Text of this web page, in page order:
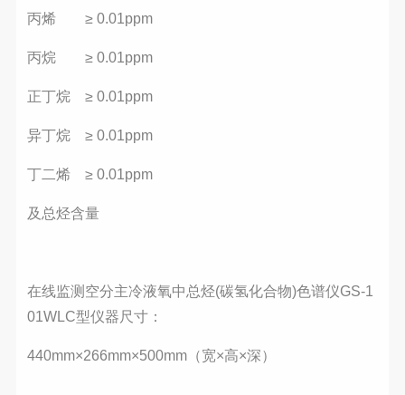
丙烯 ≥ 0.01ppm
丙烷 ≥ 0.01ppm
正丁烷 ≥ 0.01ppm
异丁烷 ≥ 0.01ppm
丁二烯 ≥ 0.01ppm
及总烃含量
在线监测空分主冷液氧中总烃(碳氢化合物)色谱仪GS-1
01WLC型仪器尺寸：
440mm×266mm×500mm（宽×高×深）